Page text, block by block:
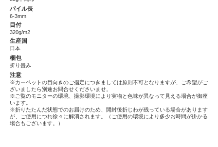
パイル長
6-3mm
目付
320g/m2
生産国
日本
梱包
折り畳み
注意
※カーペットの目向きのご指定につきましては原則不可となりますが、ご希望がご
ざいましたら別途お問合せくださいませ。
※ご覧のモニターの環境、撮影環境により実物と色味が異なって見える場合が御座
います。
※折りたたんだ状態でのお届けのため、開封後折じわが残っている場合があります
が、ご使用につれ徐々に解消されます。（ご使用の環境により多少お時間が掛かる
場合もございます。）